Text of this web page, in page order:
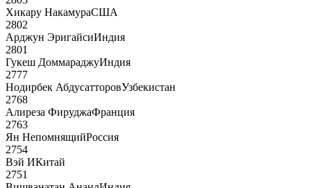
Хикару НакамураСША
2802
Арджун ЭригайсиИндия
2801
Гукеш ДоммараджуИндия
2777
Нодирбек АбдусатторовУзбекистан
2768
Алиреза ФируджаФранция
2763
Ян НепомнящийРоссия
2754
Вэй ИКитай
2751